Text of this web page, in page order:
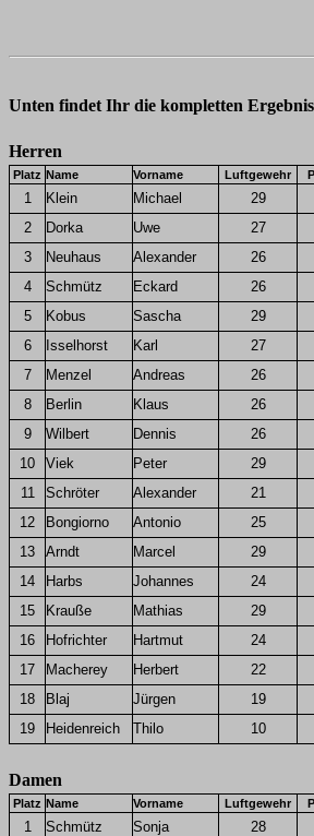
Unten findet Ihr die kompletten
Herren
Platz Name Vorname Luftgewehr
1 Klein Michael 29
2
Dorka Uwe 27
3
Neuhaus Alexander 26
4
Schmütz Eckard 26
5
Kobus Sascha 29
6
Isselhorst Karl 27
7
Menzel Andreas 26
8
Berlin Klaus 26
9
Wilbert Dennis 26
10
Viek Peter 29
11
Schröter Alexander 21
12
Bongiorno Antonio 25
13
Arndt Marcel 29
14
Harbs Johannes 24
15
Krauße Mathias 29
16
Hofrichter Hartmut 24
17
Macherey Herbert 22
18
Blaj Jürgen 19
19
Heidenreich Thilo 10
Damen
Platz Name Vorname Luftgewehr
1 Schmütz Sonja 28